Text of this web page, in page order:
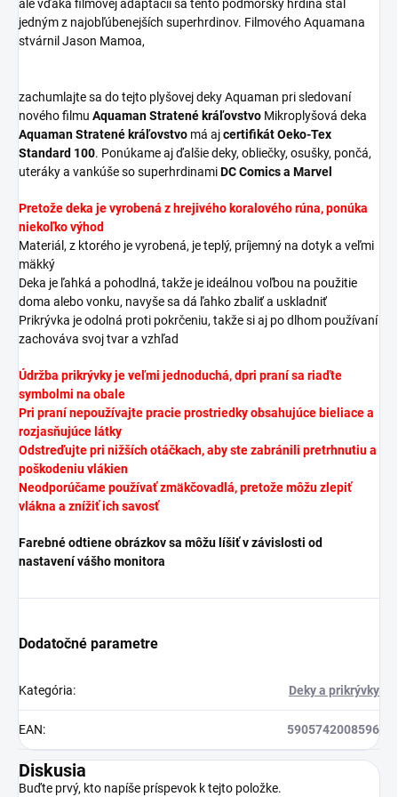
ale vďaka filmovej adaptácii sa tento podmorský hrdina stal
jedným z najobľúbenejších superhrdinov. Filmového Aquamana
stvárnil Jason Mamoa,
zachumlajte sa do tejto plyšovej deky Aquaman pri sledovaní
nového filmu Aquaman Stratené kráľovstvo Mikroplyšová deka
Aquaman Stratené kráľovstvo má ajcertifikát Oeko-Tex
Standard 100. Ponúkame aj ďalšie deky, obliečky, osušky, pončá,
uteráky a vankúše so superhrdinamiDC Comics a Marvel
Pretože deka je vyrobená z hrejivého koralového rúna,ponúka
niekoľko výhod
Materiál, z ktorého je vyrobená, je teplý, príjemný na dotyk a veľmi
mäkký
Deka je ľahká a pohodlná, takže je ideálnou voľbou na použitie
doma alebo vonku, navyše sa dá ľahko zbaliť a uskladniť
Prikrývka je odolná proti pokrčeniu, takže si aj po dlhom používaní
zachováva svoj tvar a vzhľad
Údržba prikrývky je veľmi jednoduchá, dpri praní sa riaďte
symbolmi na obale
Pri praní nepoužívajte pracie prostriedky obsahujúce bieliace a
rozjasňujúce látky
Odstreďujte pri nižších otáčkach, aby ste zabránili pretrhnutiu a
poškodeniu vlákien
Neodporúčame používať zmäkčovadlá, pretože môžu zlepiť
vlákna a znížiť ich savosť
Farebné odtiene obrázkov sa môžu líšiť v závislosti od
nastavení vášho monitora
Dodatočné parametre
Kategória: Deky a prikrývky
EAN: 5905742008596
Diskusia
Buďte prvý, kto napíše príspevok k tejto položke.